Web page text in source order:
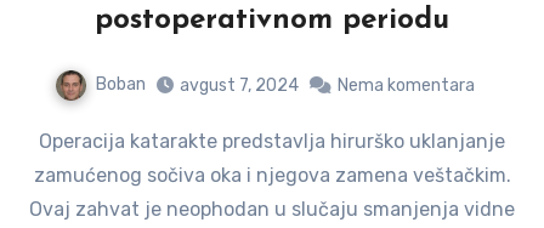
postoperativnom periodu
Boban avgust 7, 2024 Nema komentara
Operacija katarakte predstavlja hirurško uklanjanje
zamućenog sočiva oka i njegova zamena veštačkim.
Ovaj zahvat je neophodan u slučaju smanjenja vidne